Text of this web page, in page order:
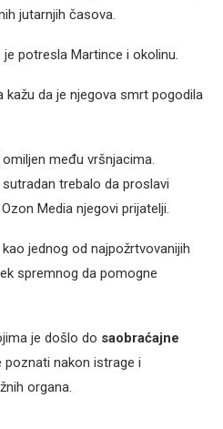
jutarnjih časova.
potresla Martince i okolinu.
kažu da je njegova smrt pogodila
među vršnjacima.
trebalo da proslavi
Media njegovi prijatelji.
jednog od najpožrtvovanijih
spremnog da pomogne
je došlo do saobraćajne
poznati nakon istrage i
organa.